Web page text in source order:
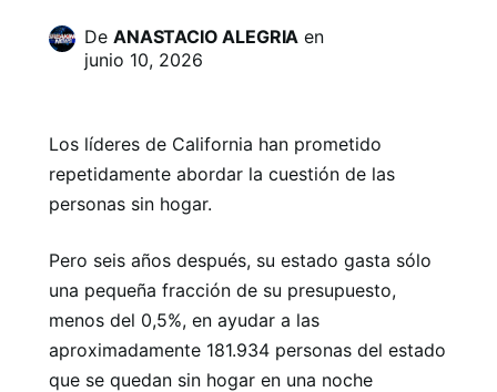
De ANASTACIO ALEGRIA en
junio 10, 2026
Los líderes de California han prometido
repetidamente abordar la cuestión de las
personas sin hogar.
Pero seis años después, su estado gasta sólo
una pequeña fracción de su presupuesto,
menos del 0,5%, en ayudar a las
aproximadamente 181.934 personas del estado
que se quedan sin hogar en una noche